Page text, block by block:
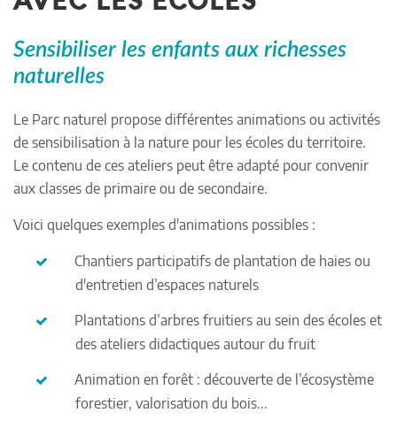
Sensibiliser les enfants aux richesses
naturelles
Le Parc naturel propose différentes animations ou activités
de sensibilisation à la nature pour les écoles du territoire.
Le contenu de ces ateliers peut être adapté pour convenir
aux classes de primaire ou de secondaire.
Voici quelques exemples d'animations possibles :
Chantiers participatifs de plantation de haies ou
d'entretien d’espaces naturels
Plantations d’arbres fruitiers au sein des écoles et
des ateliers didactiques autour du fruit
Animation en forêt : découverte de l’écosystème
forestier, valorisation du bois...